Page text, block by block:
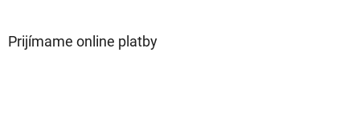
Prijímame online platby